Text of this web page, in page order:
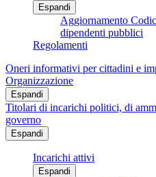
Espandi
Aggiornamento
dipendenti pubblici
Regolamenti
Oneri informativi per cittadini e
Organizzazione
Espandi
Titolari di incarichi politici, di
governo
Espandi
Incarichi attivi
Espandi